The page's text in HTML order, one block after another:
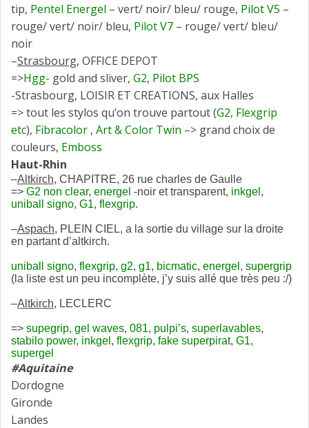
tip, Pentel Energel – vert/ noir/ bleu/ rouge, Pilot V5 –
rouge/ vert/ noir/ bleu, Pilot V7 – rouge/ vert/ bleu/
noir
–Strasbourg, OFFICE DEPOT
=>Hgg- gold and sliver, G2, Pilot BPS
-Strasbourg, LOISIR ET CREATIONS, aux Halles
=> tout les stylos qu’on trouve partout (G2, Flexgrip
etc), Fibracolor , Art & Color Twin –> grand choix de
couleurs, Emboss
Haut-Rhin
–Altkirch, CHAPITRE, 26 rue charles de Gaulle
=> G2 non clear, energel -noir et transparent, inkgel ,
uniball signo, G1, flexgrip.
–Aspach, PLEIN CIEL, a la sortie du village sur la droite
en partant d’altkirch.
uniball signo, flexgrip, g2, g1, bicmatic, energel , supergrip
(la liste est un peu incomplète, j’y suis allé que très peu :/)
–Altkirch, LECLERC
=> supegrip, gel waves, 081, pulpi’s, superlavables,
stabilo power, inkgel , flexgrip, fake superpirat, G1,
supergel
#Aquitaine
Dordogne
Gironde
Landes